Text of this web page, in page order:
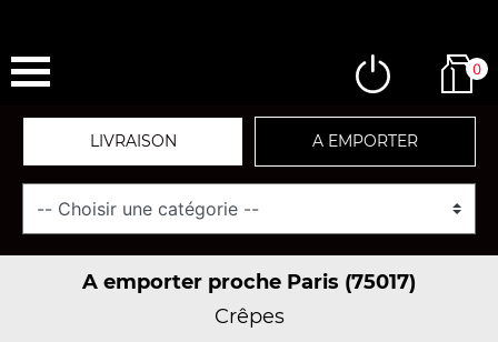
0
LIVRAISON A EMPORTER
A emporter proche Paris (75017)
Crêpes